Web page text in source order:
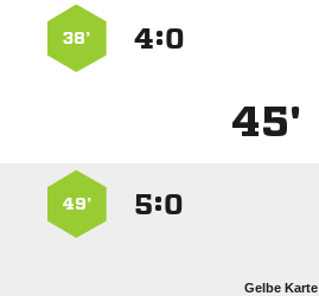
:
38’
45'
:
49’
Gelbe Karte